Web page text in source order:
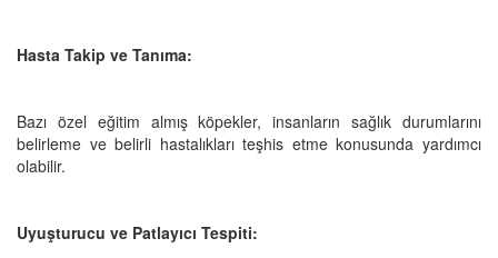
Hasta Takip ve Tanıma:
Bazı özel eğitim almış köpekler, insanların sağlık durumlarını
belirleme ve belirli hastalıkları teşhis etme konusunda yardımcı
olabilir.
Uyuşturucu ve Patlayıcı Tespiti: